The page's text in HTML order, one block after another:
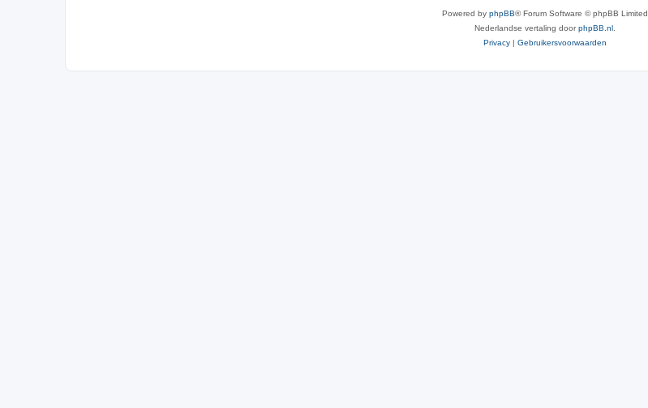
Powered by phpBB® Forum Software © phpBB Limited
Nederlandse vertaling doorphpBB.nl
Privacy | Gebruikersvoorwaarden